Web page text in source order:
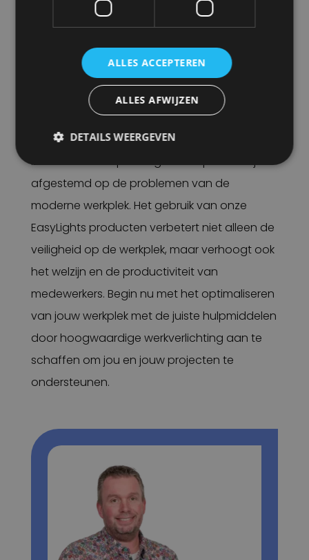
om jouw werkverlichting bij ons te kopen!
VEILIGHEID EN EFFICIËNTIE
Veilig werken met onze werkverlichting
betekent een investering in de kwaliteit en
efficiëntie van werkprocessen. Rietveld
begrijpt het belang van goede verlichting en
biedt daarom oplossingen die speciaal zijn
afgestemd op de problemen van de
moderne werkplek. Het gebruik van onze
EasyLights producten verbetert niet alleen de
veiligheid op de werkplek, maar verhoogt ook
het welzijn en de productiviteit van
medewerkers. Begin nu met het optimaliseren
van jouw werkplek met de juiste hulpmiddelen
door hoogwaardige werkverlichting aan te
schaffen om jou en jouw projecten te
ondersteunen.
ALLES ACCEPTEREN
ALLES AFWIJZEN
DETAILS WEERGEVEN